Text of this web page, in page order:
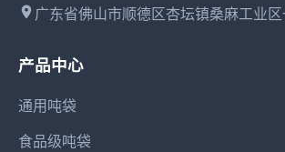
广东省佛山市顺德区杏坛镇桑麻工业
产品中心
通用吨袋
食品级吨袋